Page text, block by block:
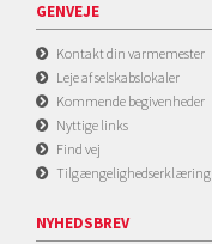
GENVEJE
Kontakt din varmemester
Leje af selskabslokaler
Kommende begivenheder
Nyttige links
Find vej
Tilgængelighedserklæring
NYHEDSBREV